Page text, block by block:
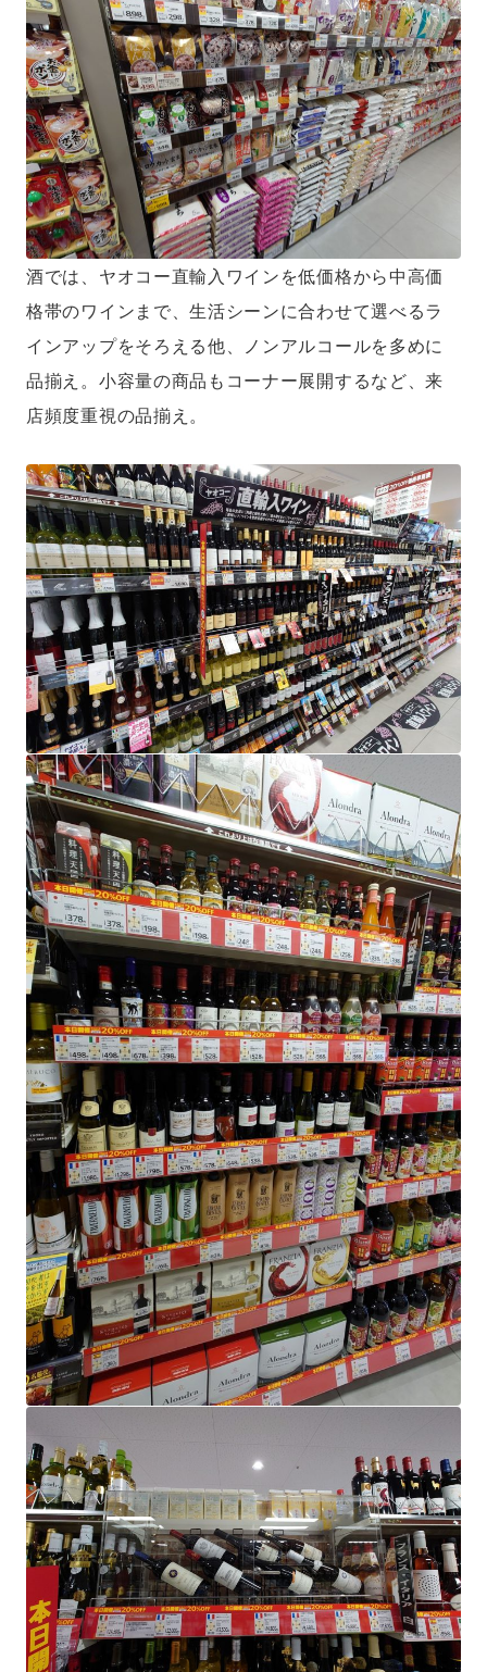
酒では、ヤオコー直輸入ワインを低価格から中高価
格帯のワインまで、生活シーンに合わせて選べるラ
インアップをそろえる他、ノンアルコールを多めに
品揃え。小容量の商品もコーナー展開するなど、来
店頻度重視の品揃え。